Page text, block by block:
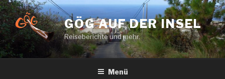
Zum
Inhalt
springen
GÖG AUF DER INSEL
Reiseberichte und mehr.
Menü